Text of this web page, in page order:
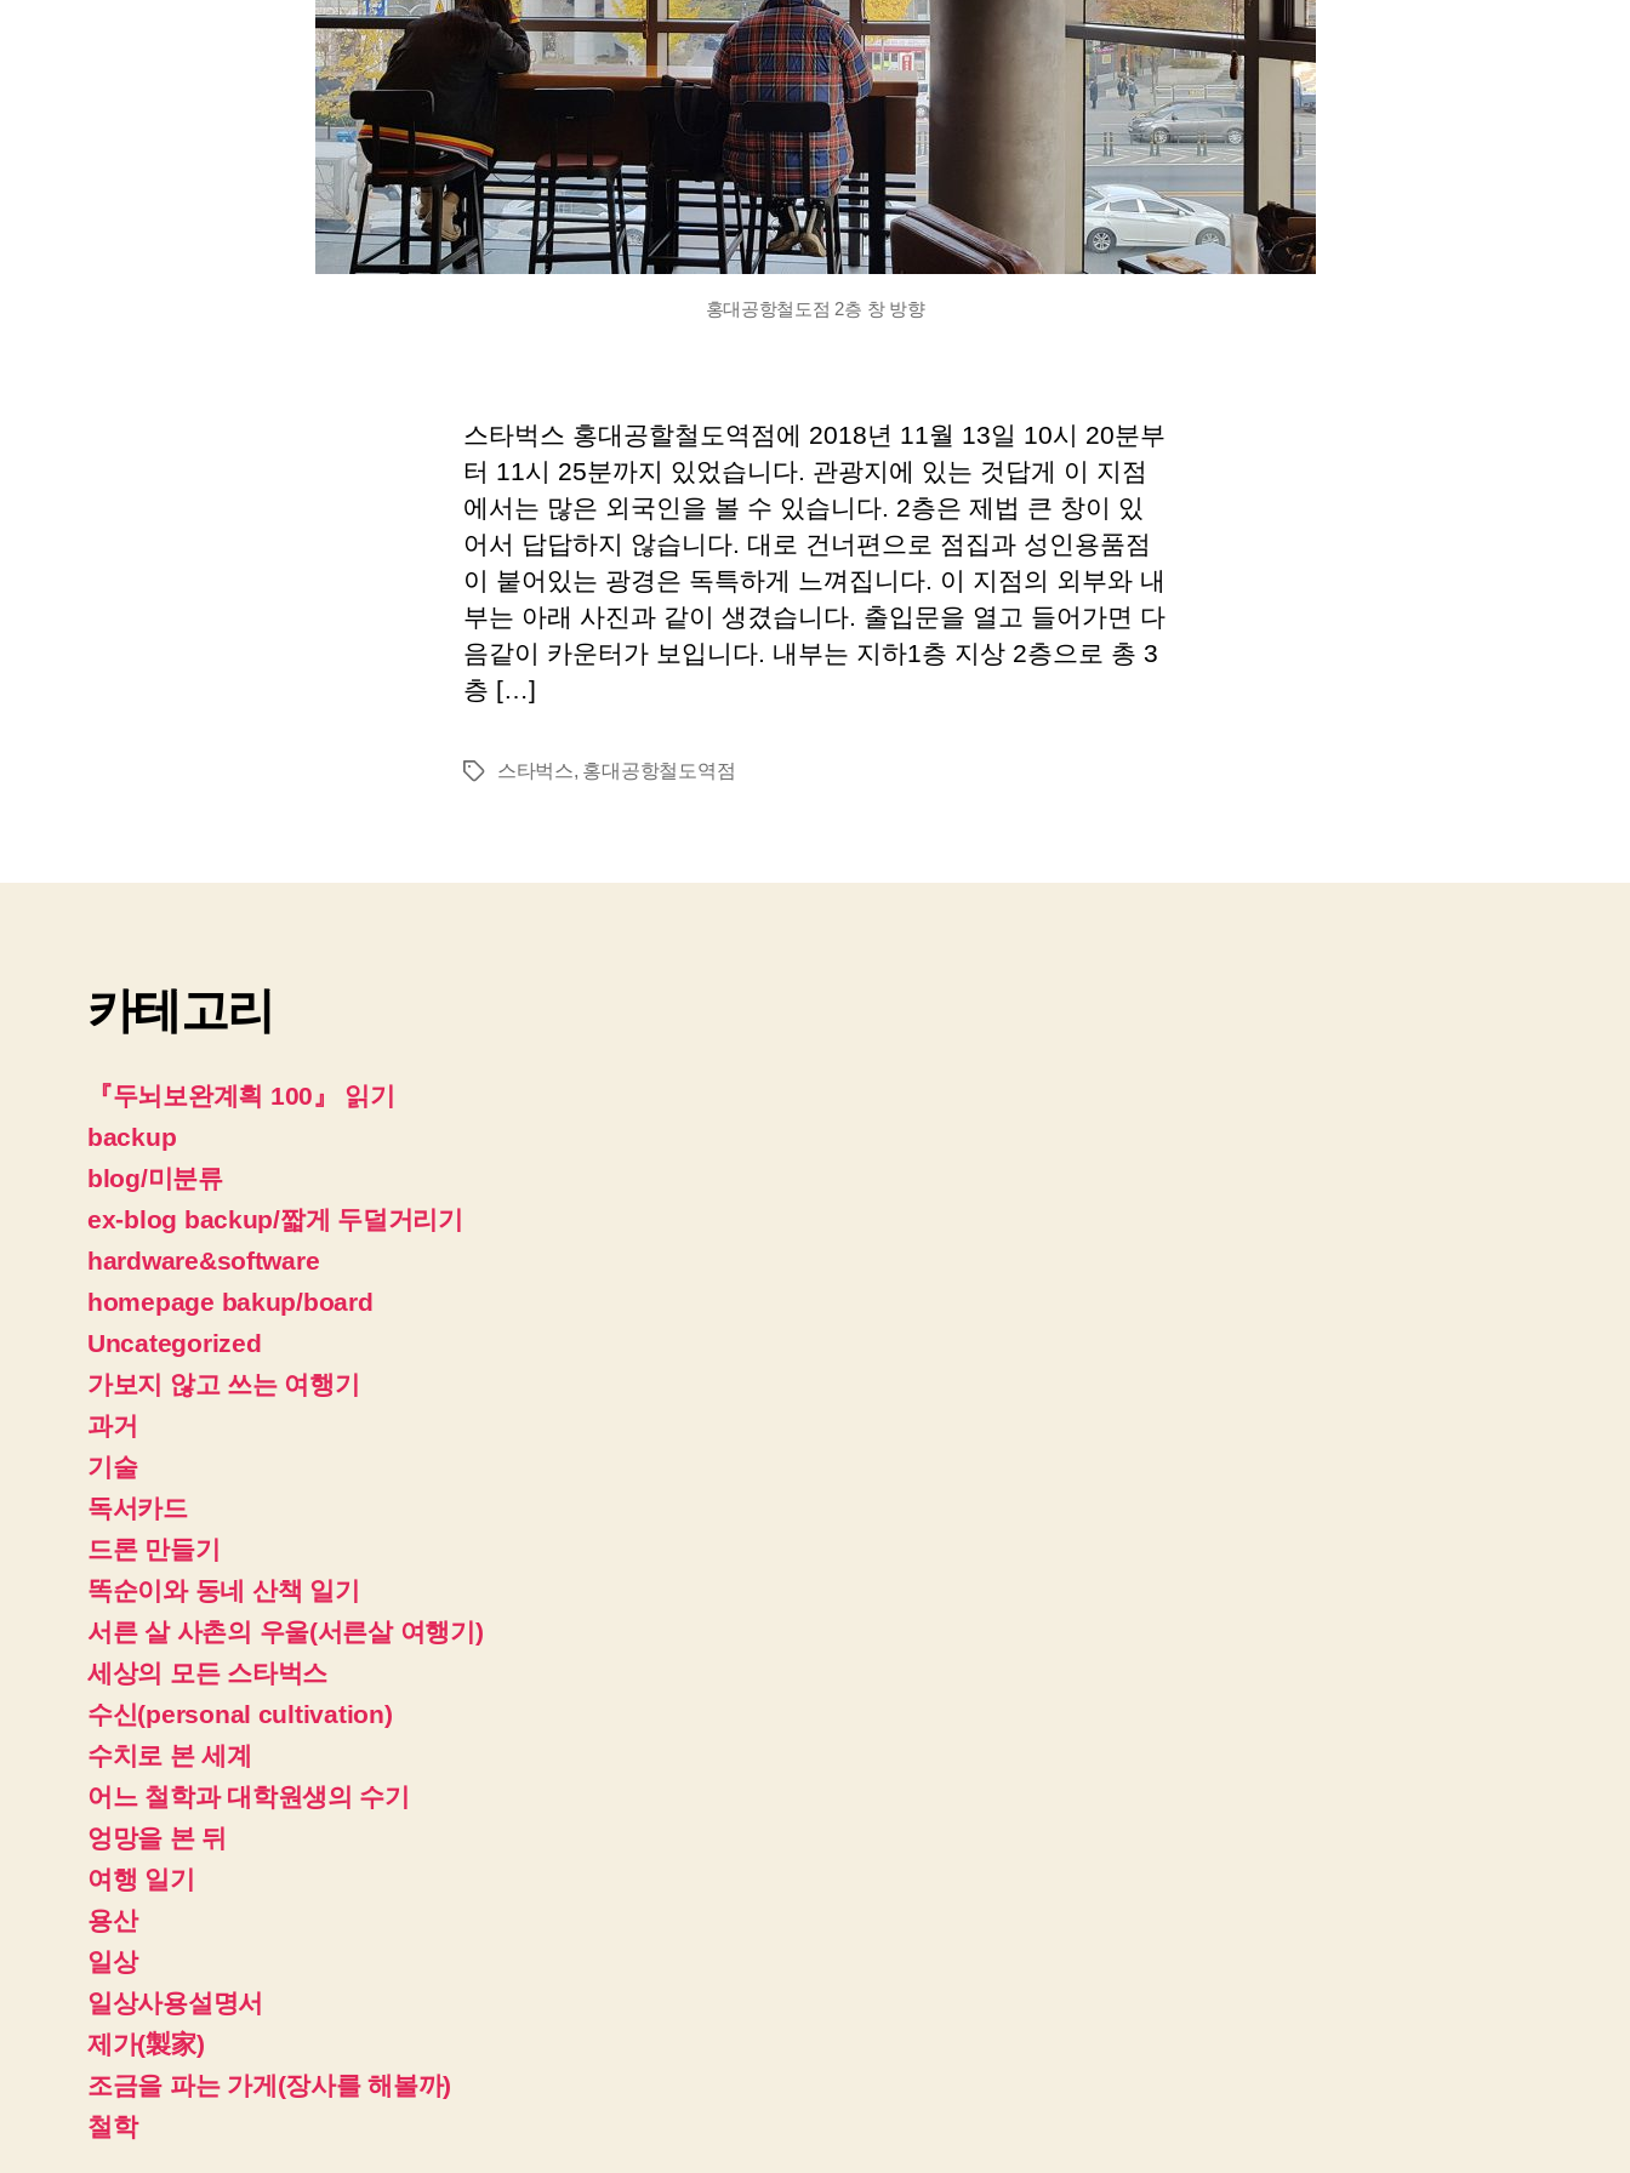
홍대공항철도점 2층 창 방향
스타벅스 홍대공할철도역점에 2018년 11월 13일 10시 20분부
터 11시 25분까지 있었습니다. 관광지에 있는 것답게 이 지점
에서는 많은 외국인을 볼 수 있습니다. 2층은 제법 큰 창이 있
어서 답답하지 않습니다. 대로 건너편으로 점집과 성인용품점
이 붙어있는 광경은 독특하게 느껴집니다. 이 지점의 외부와 내
부는 아래 사진과 같이 생겼습니다. 출입문을 열고 들어가면 다
음같이 카운터가 보입니다. 내부는 지하1층 지상 2층으로 총 3
층 […]
태
스타벅스, 홍대공항철도역점
카테고리
『두뇌보완계획 100』 읽기
backup
blog/미분류
ex-blog backup/짧게 두덜거리기
hardware&software
homepage bakup/board
Uncategorized
가보지 않고 쓰는 여행기
과거
기술
독서카드
드론 만들기
똑순이와 동네 산책 일기
서른 살 사촌의 우울(서른살 여행기)
세상의 모든 스타벅스
수신(personal cultivation)
수치로 본 세계
어느 철학과 대학원생의 수기
엉망을 본 뒤
여행 일기
용산
일상
일상사용설명서
제가(製家)
조금을 파는 가게(장사를 해볼까)
철학